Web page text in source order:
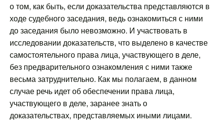
о том, как быть, если доказательства представляются в
ходе судебного заседания, ведь ознакомиться с ними
до заседания было невозможно. И участвовать в
исследовании доказательств, что выделено в качестве
самостоятельного права лица, участвующего в деле,
без предварительного ознакомления с ними также
весьма затруднительно. Как мы полагаем, в данном
случае речь идет об обеспечении права лица,
участвующего в деле, заранее знать о
доказательствах, представляемых иными лицами.